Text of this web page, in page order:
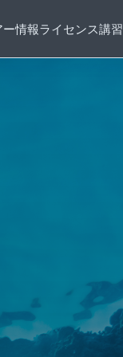
ー情報ライセンス講習